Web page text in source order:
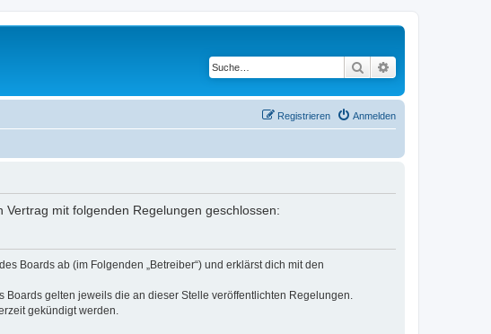
Suche
Anmelden
Registrieren
Vertrag mit folgenden Regelungen geschlossen:
Boards ab (im Folgenden „Betreiber“) und erklärst dich mit den
gelten jeweils die an dieser Stelle veröffentlichten Regelungen.
gekündigt werden.